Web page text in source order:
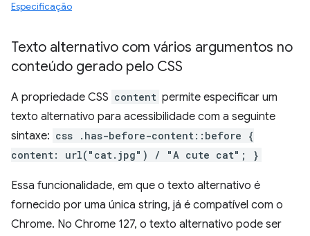
Especificação
Texto alternativo com vários argumentos no
conteúdo gerado pelo CSS
A propriedade CSS content permite especificar um
texto alternativo para acessibilidade com a seguinte
sintaxe: css .has-before-content::before {
content: url("cat.jpg") / "A cute cat"; }
Essa funcionalidade, em que o texto alternativo é
fornecido por uma única string, já é compatível com o
Chrome. No Chrome 127, o texto alternativo pode ser